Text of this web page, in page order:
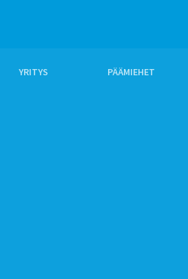
YRITYS PÄÄMIEHET